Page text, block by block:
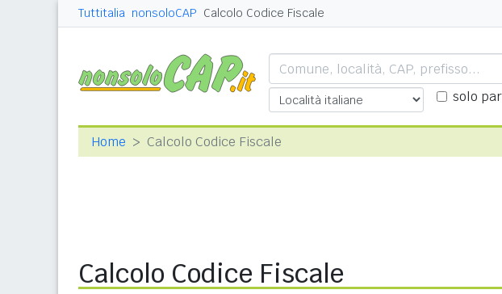
Tuttitalia nonsoloCAP Calcolo Codice Fiscale
solo
Home Calcolo Codice Fiscale
Calcolo Codice Fiscale